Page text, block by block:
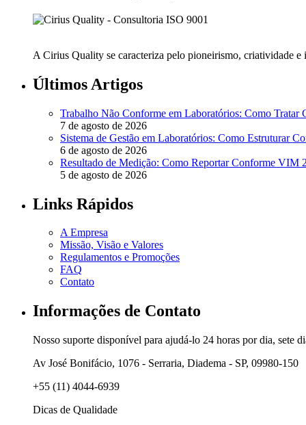
A Cirius Quality se caracteriza pelo pioneirismo, criatividade e
Últimos Artigos
Trabalho Não Conforme em Laboratórios: Como Tratar
7 de agosto de 2026
Sistema de Gestão em Laboratórios: Como Estruturar
6 de agosto de 2026
Resultado de Medição: Como Reportar Conforme VIM
5 de agosto de 2026
Links Rápidos
A Empresa
Missão, Visão e Valores
Regulamentos e Promoções
FAQ
Contato
Informações de Contato
Nosso suporte disponível para ajudá-lo 24 horas por dia, sete
Av José Bonifácio, 1076 - Serraria, Diadema - SP, 09980-150
+55 (11) 4044-6939
Dicas de Qualidade